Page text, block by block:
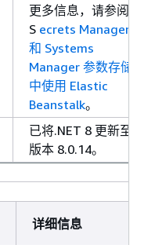
更多信息，请参阅在
S ecrets Manager
和 Systems
Manager 参数存储
中使用 Elastic
Beanstalk。
已将.NET 8 更新至
版本 8.0.14。
详细信息